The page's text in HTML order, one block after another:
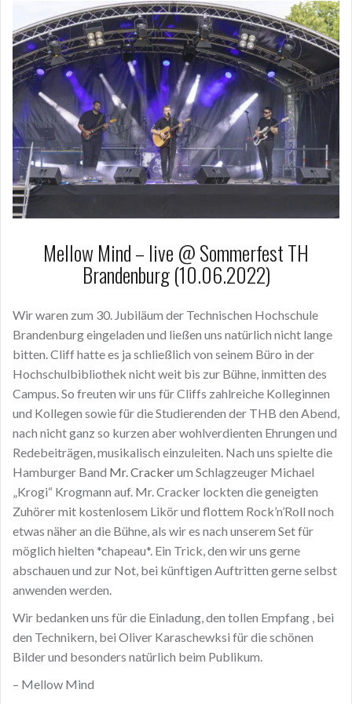
Mellow Mind – live @ Sommerfest TH
Brandenburg (10.06.2022)
Wir waren zum 30. Jubiläum der Technischen Hochschule
Brandenburg eingeladen und ließen uns natürlich nicht lange
bitten. Cliff hatte es ja schließlich von seinem Büro in der
Hochschulbibliothek nicht weit bis zur Bühne, inmitten des
Campus. So freuten wir uns für Cliffs zahlreiche Kolleginnen
und Kollegen sowie für die Studierenden der THB den Abend,
nach nicht ganz so kurzen aber wohlverdienten Ehrungen und
Redebeiträgen, musikalisch einzuleiten. Nach uns spielte die
Hamburger Band Mr. Crackerum Schlagzeuger Michael
„Krogi“ Krogmann auf. Mr. Cracker lockten die geneigten
Zuhörer mit kostenlosem Likör und flottem Rock’n’Roll noch
etwas näher an die Bühne, als wir es nach unserem Set für
möglich hielten *chapeau*. Ein Trick, den wir uns gerne
abschauen und zur Not, bei künftigen Auftritten gerne selbst
anwenden werden.
Wir bedanken uns für die Einladung, den tollen Empfang , bei
den Technikern, bei Oliver Karaschewksi für die schönen
Bilder und besonders natürlich beim Publikum.
– Mellow Mind